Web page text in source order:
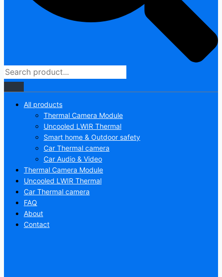
All products
Thermal Camera Module
Uncooled LWIR Thermal
Smart home & Outdoor safety
Car Thermal camera
Car Audio & Video
Thermal Camera Module
Uncooled LWIR Thermal
Car Thermal camera
FAQ
About
Contact